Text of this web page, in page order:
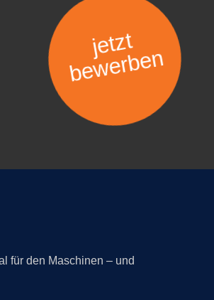
jetzt
bewerben
für den Maschinen – und